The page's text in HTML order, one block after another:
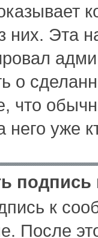
них. Эта
о
что
уже
к
После